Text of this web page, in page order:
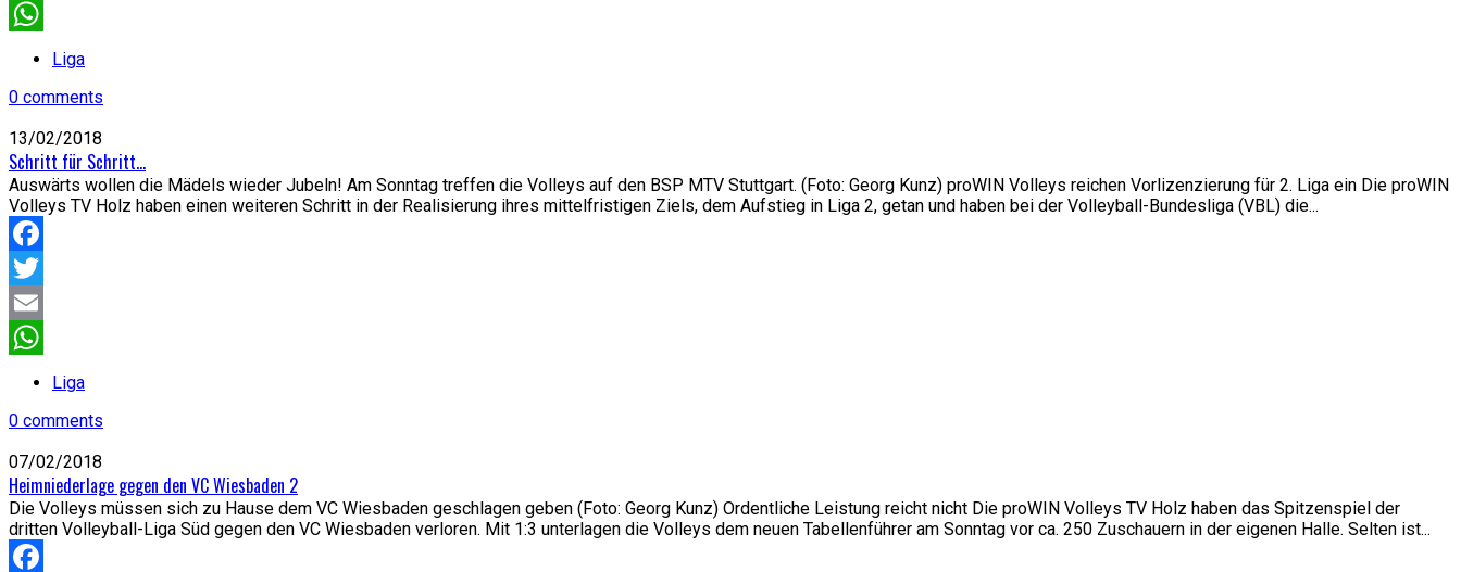
Email
WhatsApp
Liga
0 comments
13/02/2018
Schritt für Schritt…
Auswärts wollen die Mädels wieder Jubeln! Am Sonntag treffen die Volleys auf den BSP MTV Stuttgart. (Foto: Georg Kunz) proWIN Volleys reichen Vorlizenzierung für 2. Liga ein Die proWIN
Volleys TV Holz haben einen weiteren Schritt in der Realisierung ihres mittelfristigen Ziels, dem Aufstieg in Liga 2, getan und haben bei der Volleyball-Bundesliga (VBL) die...
Facebook
Twitter
Email
WhatsApp
Liga
0 comments
07/02/2018
Heimniederlage gegen den VC Wiesbaden 2
Die Volleys müssen sich zu Hause dem VC Wiesbaden geschlagen geben (Foto: Georg Kunz) Ordentliche Leistung reicht nicht Die proWIN Volleys TV Holz haben das Spitzenspiel der
dritten Volleyball-Liga Süd gegen den VC Wiesbaden verloren. Mit 1:3 unterlagen die Volleys dem neuen Tabellenführer am Sonntag vor ca. 250 Zuschauern in der eigenen Halle. Selten ist...